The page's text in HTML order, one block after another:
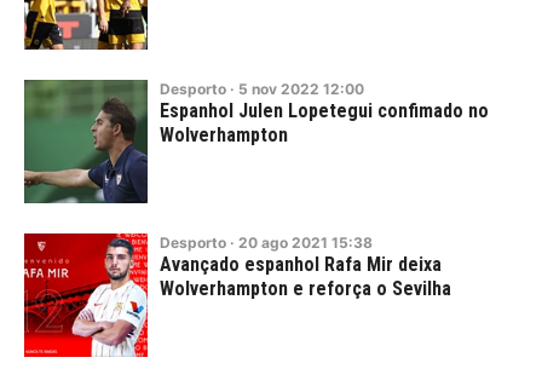
Desporto · 5 nov 2022 12:00
Espanhol Julen Lopetegui confimado no
Wolverhampton
Desporto · 20 ago 2021 15:38
Avançado espanhol Rafa Mir deixa
Wolverhampton e reforça o Sevilha